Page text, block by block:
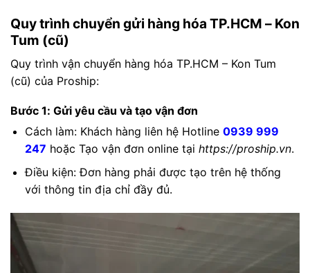
Quy trình chuyển gửi hàng hóa TP.HCM – Kon
Tum (cũ)
Quy trình vận chuyển hàng hóa TP.HCM – Kon Tum
(cũ) của Proship:
Bước 1: Gửi yêu cầu và tạo vận đơn
Cách làm: Khách hàng liên hệ Hotline 0939 999
247 hoặc Tạo vận đơn online tại https://proship.vn.
Điều kiện: Đơn hàng phải được tạo trên hệ thống
với thông tin địa chỉ đầy đủ.